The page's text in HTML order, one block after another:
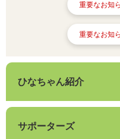
重要なお知
重要なお知
ひなちゃん紹介
サポーターズ